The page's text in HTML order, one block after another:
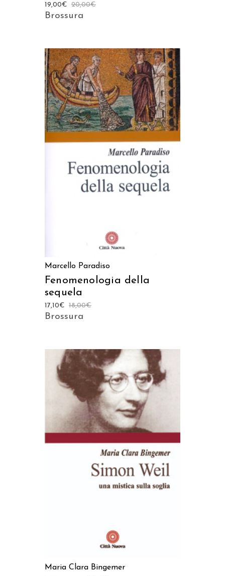
20,00€
19,00€
Brossura
AGGIUNGI AL CARRELLO
Marcello Paradiso
Fenomenologia della
sequela
18,00€
17,10€
Brossura
AGGIUNGI AL CARRELLO
Maria Clara Bingemer